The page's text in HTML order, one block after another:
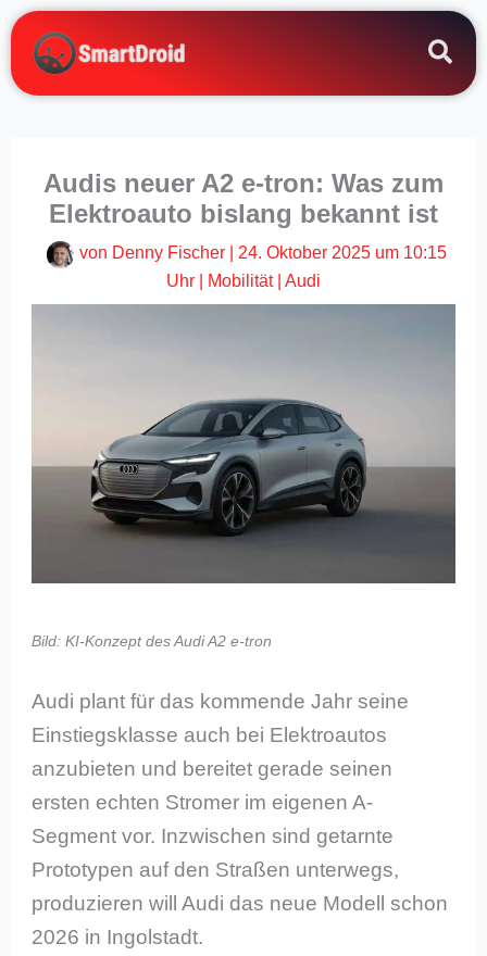
Zum
Inhalt
springen
Audis neuer A2 e-tron: Was zum
Elektroauto bislang bekannt ist
von Denny Fischer
24. Oktober 2025 um 10:15
Uhr
Mobilität| Audi
Bild: KI-Konzept des Audi A2 e-tron
Audi plant für das kommende Jahr seine
Einstiegsklasse auch bei Elektroautos
anzubieten und bereitet gerade seinen
ersten echten Stromer im eigenen A-
Segment vor. Inzwischen sind getarnte
Prototypen auf den Straßen unterwegs,
produzieren will Audi das neue Modell schon
2026 in Ingolstadt.